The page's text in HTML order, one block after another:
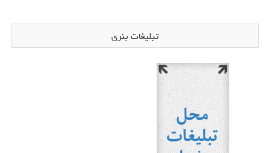
تبلیغات بنری